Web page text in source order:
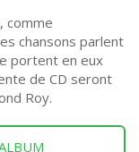
comme
chansons parlent
portent en eux
de CD seront
Roy.